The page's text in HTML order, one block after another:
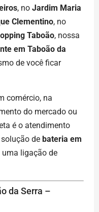
, no Jardim Maria
Clementino, no
Taboão, nossa
em Taboão da
de você ficar
comércio, na
do mercado ou
é o atendimento
de bateria em
ligação de
da Serra –